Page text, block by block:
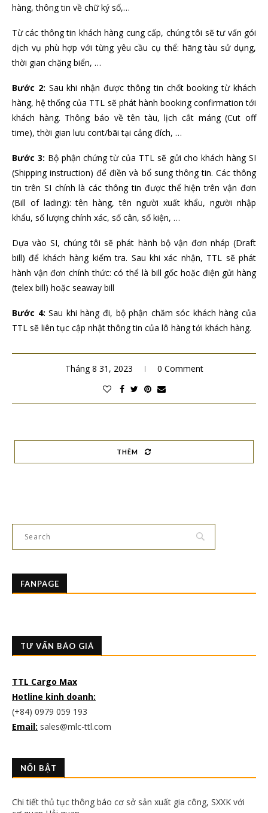
hàng, thông tin về chữ ký số,…
Từ các thông tin khách hàng cung cấp, chúng tôi sẽ tư vấn gói
dịch vụ phù hợp với từng yêu cầu cụ thể: hãng tàu sử dụng,
thời gian chặng biển, …
Bước 2: Sau khi nhận được thông tin chốt booking từ khách
hàng, hệ thống của TTL sẽ phát hành booking confirmation tới
khách hàng. Thông báo về tên tàu, lịch cắt máng (Cut off
time), thời gian lưu cont/bãi tại cảng đích, …
Bước 3: Bộ phận chứng từ của TTL sẽ gửi cho khách hàng SI
(Shipping instruction) để điền và bổ sung thông tin. Các thông
tin trên SI chính là các thông tin được thể hiện trên vận đơn
(Bill of lading): tên hàng, tên người xuất khẩu, người nhập
khẩu, số lượng chính xác, số cân, số kiện, …
Dựa vào SI, chúng tôi sẽ phát hành bộ vận đơn nháp (Draft
bill) để khách hàng kiểm tra. Sau khi xác nhận, TTL sẽ phát
hành vận đơn chính thức: có thể là bill gốc hoặc điện gửi hàng
(telex bill) hoặc seaway bill
Bước 4: Sau khi hàng đi, bộ phận chăm sóc khách hàng của
TTL sẽ liên tục cập nhật thông tin của lô hàng tới khách hàng.
Tháng 8 31, 2023 0 Comment
THÊM
FANPAGE
TƯ VẤN BÁO GIÁ
TTL Cargo Max
Hotline kinh doanh:
(+84) 0979 059 193
Email: sales@mlc-ttl.com
NỔI BẬT
Chi tiết thủ tục thông báo cơ sở sản xuất gia công, SXXK với